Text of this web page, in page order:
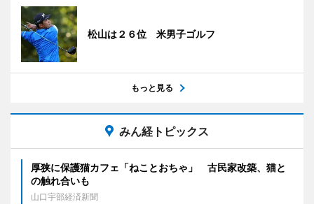
松山は２６位 米男子ゴルフ
もっと見る
みん経トピックス
厚狭に保護猫カフェ「ねことおちゃ」 古民家改築、猫と
の触れ合いも
山口宇部経済新聞